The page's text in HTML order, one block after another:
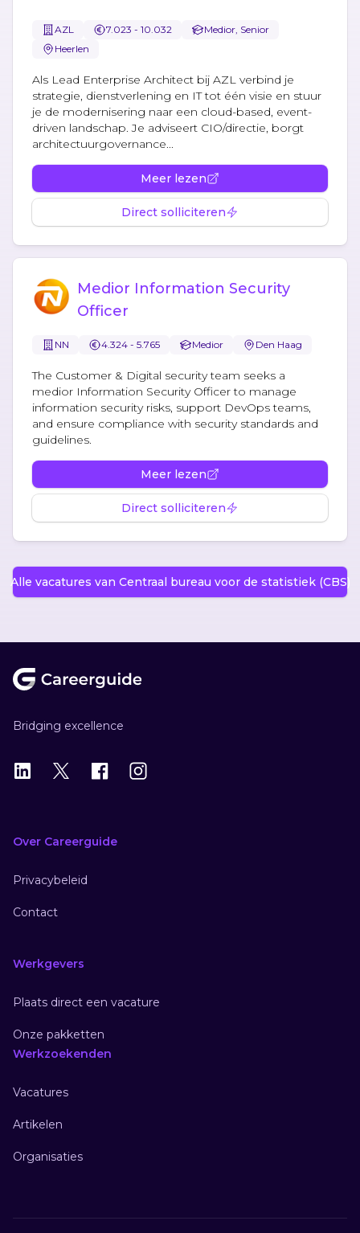
AZL 7.023 - 10.032
Medior, Senior
Heerlen
Als Lead Enterprise Architect bij AZL verbind je
strategie, dienstverlening en IT tot één visie en stuur
je de modernisering naar een cloud-based, event-
driven landschap. Je adviseert CIO/directie, borgt
architectuurgovernance...
Meer lezen
Direct solliciteren
Medior Information Security
Officer
NN 4.324 - 5.765 Medior Den Haag
The Customer & Digital security team seeks a
medior Information Security Officer to manage
information security risks, support DevOps teams,
and ensure compliance with security standards and
guidelines.
Meer lezen
Direct solliciteren
Alle vacatures van Centraal bureau voor de statistiek (CBS)
Bridging excellence
LinkedIn
X Instagram
Over Careerguide
Privacybeleid
Contact
Werkgevers
Plaats direct een vacature
Onze pakketten
Werkzoekenden
Vacatures
Artikelen
Organisaties